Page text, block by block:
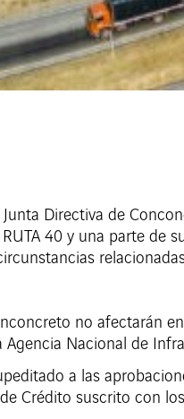
Directiva de
40 y una parte de
no afectarán
Nacional de
a las
Crédito suscrito con